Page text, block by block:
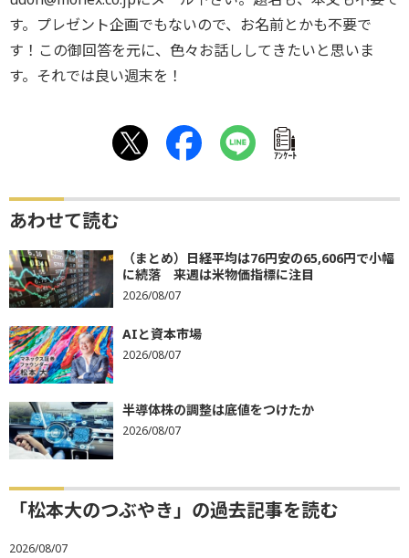
す。プレゼント企画でもないので、お名前とかも不要で
す！この御回答を元に、色々お話ししてきたいと思いま
す。それでは良い週末を！
ｱﾝｹｰﾄ
あわせて読む
（まとめ）日経平均は76円安の65,606円で小幅
に続落 来週は米物価指標に注目
2026/08/07
AIと資本市場
2026/08/07
半導体株の調整は底値をつけたか
2026/08/07
「松本大のつぶやき」の過去記事を読む
2026/08/07